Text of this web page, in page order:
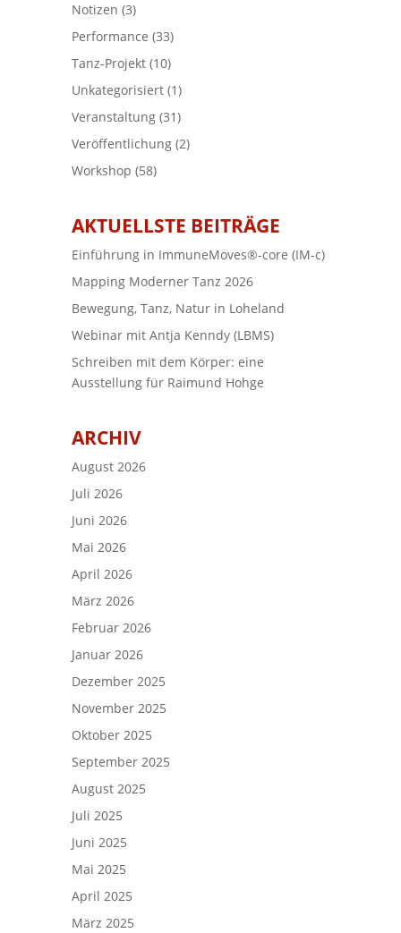
Notizen (3)
Performance (33)
Tanz-Projekt (10)
Unkategorisiert (1)
Veranstaltung (31)
Veröffentlichung (2)
Workshop (58)
AKTUELLSTE BEITRÄGE
Einführung in ImmuneMoves®-core (IM-c)
Mapping Moderner Tanz 2026
Bewegung, Tanz, Natur in Loheland
Webinar mit Antja Kenndy (LBMS)
Schreiben mit dem Körper: eine
Ausstellung für Raimund Hohge
ARCHIV
August 2026
Juli 2026
Juni 2026
Mai 2026
April 2026
März 2026
Februar 2026
Januar 2026
Dezember 2025
November 2025
Oktober 2025
September 2025
August 2025
Juli 2025
Juni 2025
Mai 2025
April 2025
März 2025